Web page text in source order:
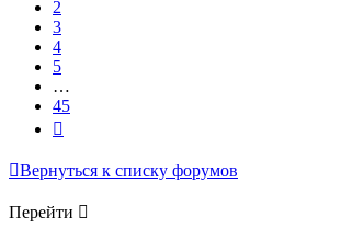
2
3
4
5
…
45
Вернуться к списку форумов
Перейти